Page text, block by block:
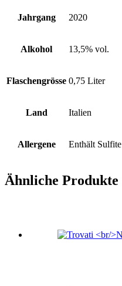
Jahrgang 2020
Alkohol 13,5% vol.
Flaschengrösse 0,75 Liter
Land Italien
Allergene Enthält Sulfite
Ähnliche Produkte